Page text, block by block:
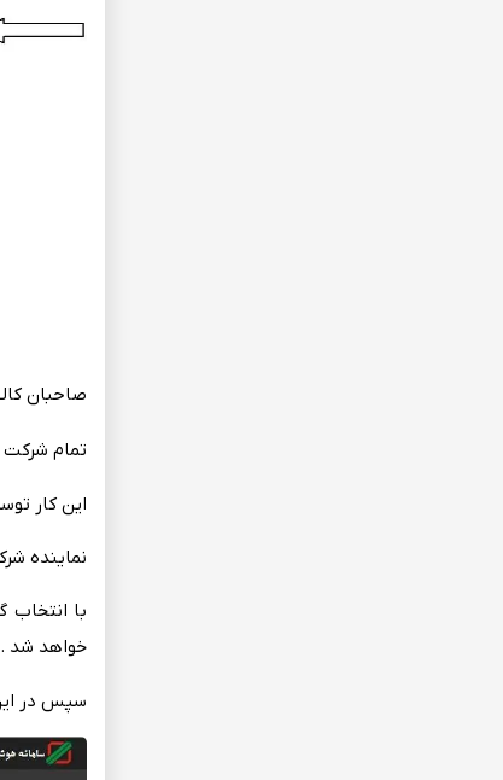
صاحبان
تمام شرکت‌
این‌ کار
نماینده
با
خواهد شد .
سپس‌ در